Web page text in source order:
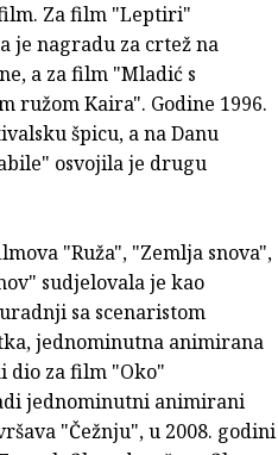
Za film "Leptiri"
je nagradu za crtež na
a za film "Mladić s
ružom Kaira". Godine 1996.
špicu, a na Danu
osvojila je drugu
"Ruža", "Zemlja snova",
sudjelovala je kao
sa scenaristom
jednominutna animirana
dio za film "Oko"
jednominutni animirani
"Čežnju", u 2008. godini